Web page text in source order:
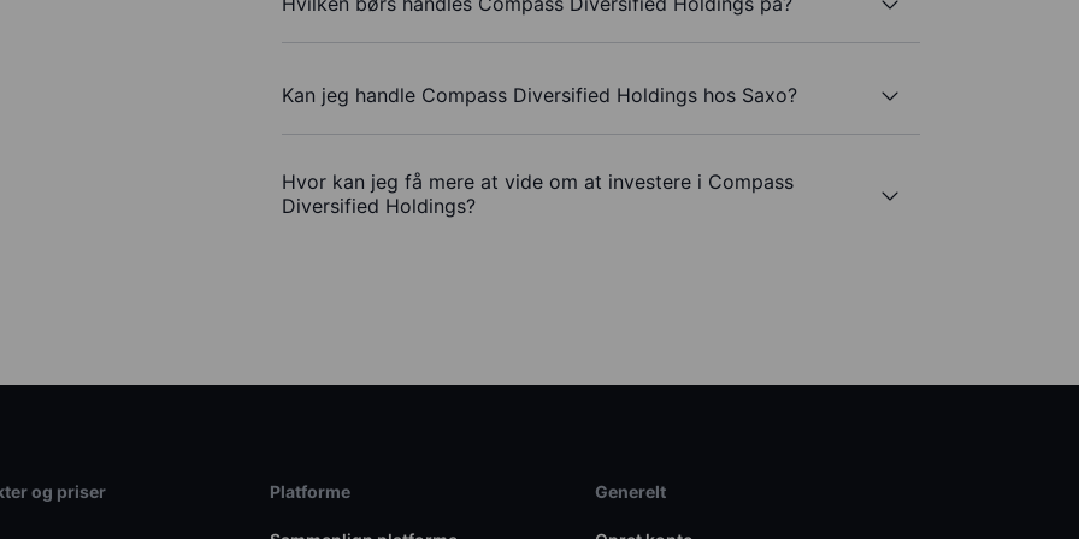
Kan jeg handle Compass Diversified Holdings hos Saxo?
Hvor kan jeg få mere at vide om at investere i Compass
Diversified Holdings?
og priser Platforme Generelt